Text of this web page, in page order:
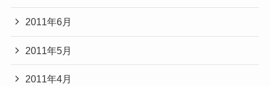
2011年6月
2011年5月
2011年4月